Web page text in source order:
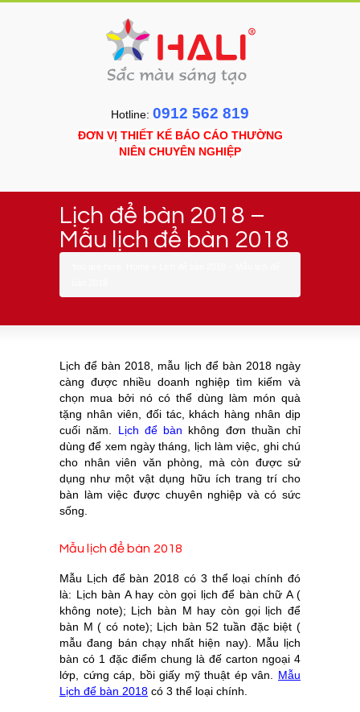
Hotline: 0912 562 819
ĐƠN VỊ THIẾT KẾ BÁO CÁO THƯỜNG
NIÊN CHUYÊN NGHIỆP
Lịch để bàn 2018 –
Mẫu lịch để bàn 2018
Lịch để bàn 2018, mẫu lịch để bàn 2018 ngày
càng được nhiều doanh nghiệp tìm kiếm và
chọn mua bởi nó có thể dùng làm món quà
tặng nhân viên, đối tác, khách hàng nhân dịp
cuối năm. Lịch để bàn không đơn thuần chỉ
dùng để xem ngày tháng, lịch làm việc, ghi chú
cho nhân viên văn phòng, mà còn được sử
dụng như một vật dụng hữu ích trang trí cho
bàn làm việc được chuyên nghiệp và có sức
sống.
Mẫu lịch để bàn 2018
Mẫu Lịch để bàn 2018 có 3 thể loại chính đó
là: Lịch bàn A hay còn gọi lịch để bàn chữ A (
không note); Lịch bàn M hay còn gọi lịch để
bàn M ( có note); Lịch bàn 52 tuần đặc biệt (
mẫu đang bán chạy nhất hiện nay). Mẫu lịch
bàn có 1 đặc điểm chung là đế carton ngoại 4
lớp, cứng cáp, bồi giấy mỹ thuật ép vân. Mẫu
Lịch để bàn 2018 có 3 thể loại chính.